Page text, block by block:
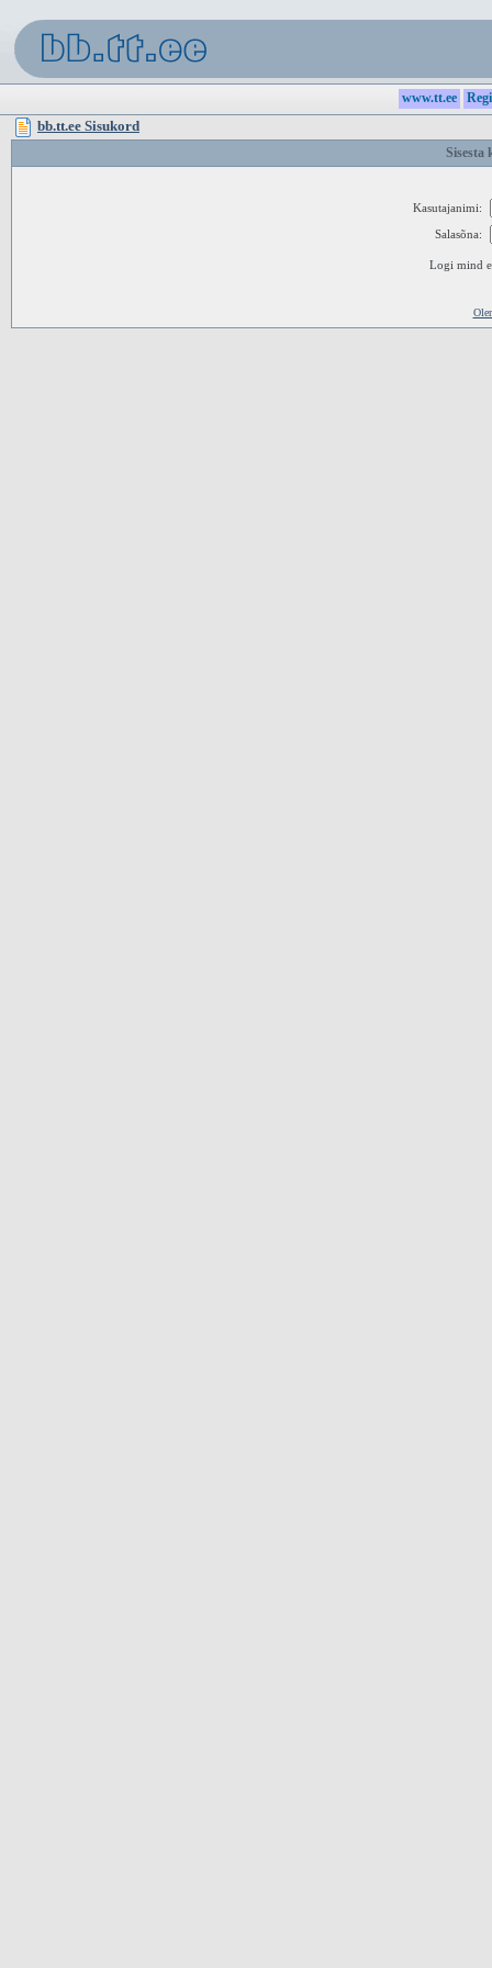
www.tt.ee
bb.tt.ee Sisukord
Sisesta
Kasutajanimi:
Salasõna:
Logi mind